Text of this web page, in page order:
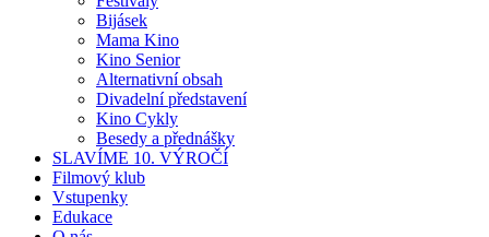
Bijásek
Mama Kino
Kino Senior
Alternativní obsah
Divadelní představení
Kino Cykly
Besedy a přednášky
SLAVÍME 10. VÝROČÍ
Filmový klub
Vstupenky
Edukace